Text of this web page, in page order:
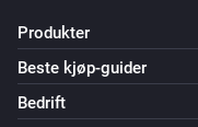
Produkter
Beste kjøp-guider
Bedrift